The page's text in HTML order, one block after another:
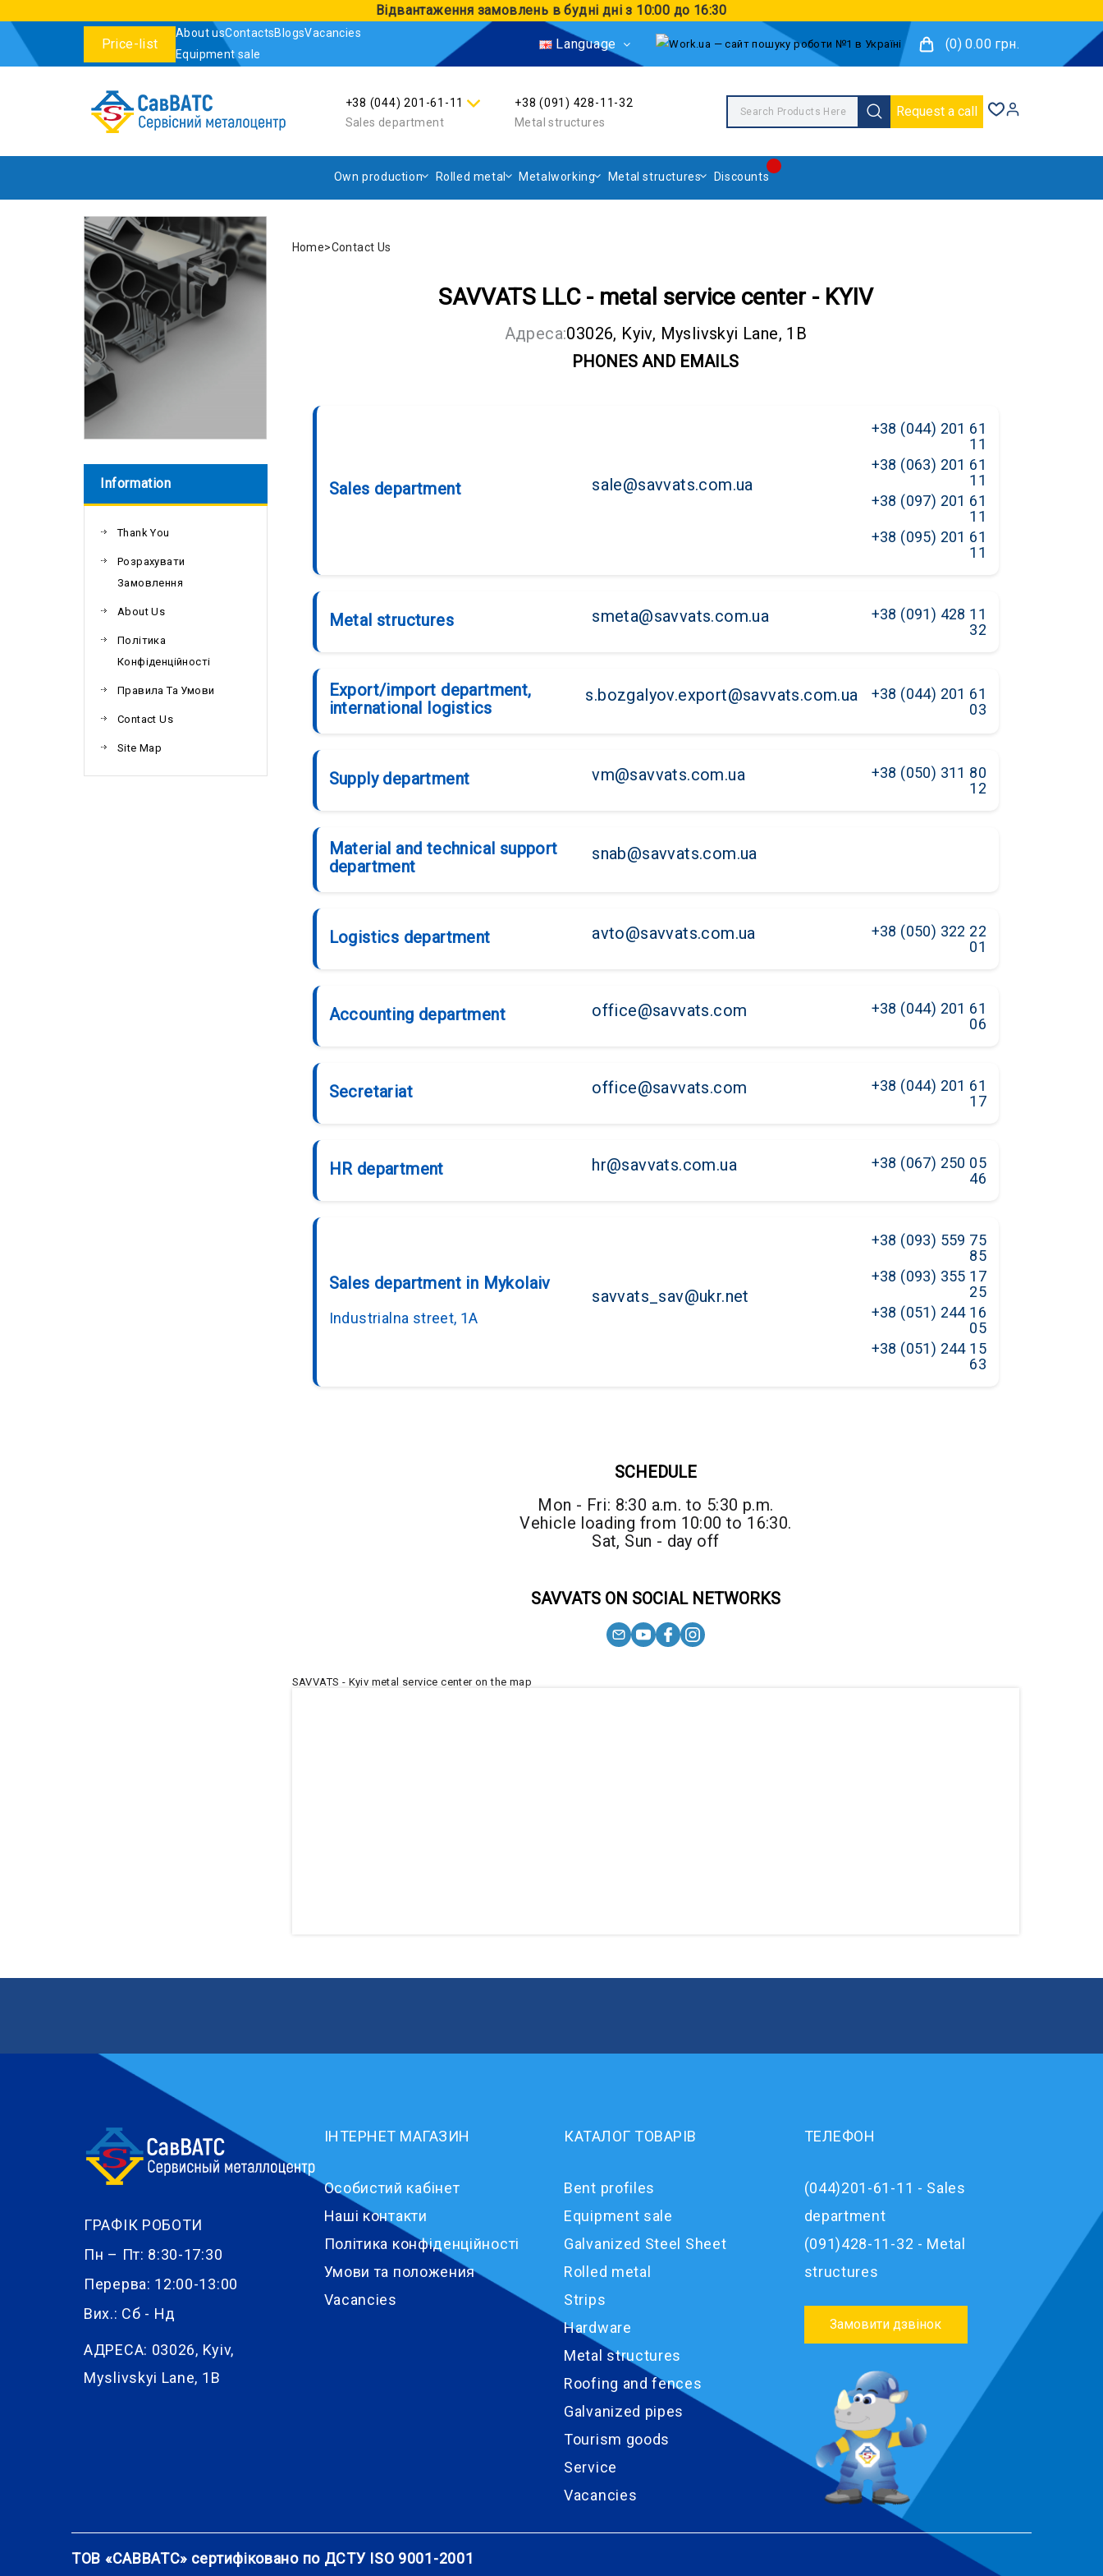
Відвантаження замовлень в будні дні з 10:00 до 16:30
Price-list
About usContactsBlogsVacancies
Equipment sale
Language (0) 0.00 грн.
+38 (044) 201-61-11
Sales department
+38 (091) 428-11-32
Metal structures
Request a call
Own production Rolled metal Metalworking Metal structures Discounts
Information
Thank You
Розрахувати
Замовлення
About Us
Політика
Конфіденційності
Правила Та Умови
Contact Us
Site Map
Home Contact Us
SAVVATS LLC - metal service center - KYIV
Адреса:03026, Kyiv, Myslivskyi Lane, 1B
PHONES AND EMAILS
Sales department sale@savvats.com.ua
+38 (044) 201 61
11
+38 (063) 201 61
11
+38 (097) 201 61
11
+38 (095) 201 61
11
Metal structures smeta@savvats.com.ua
+38 (091) 428 11
32
Export/import department,
international logistics
s.bozgalyov.export@savvats.com.ua
+38 (044) 201 61
03
Supply department vm@savvats.com.ua
+38 (050) 311 80
12
Material and technical support
department
snab@savvats.com.ua
Logistics department avto@savvats.com.ua
+38 (050) 322 22
01
Accounting department office@savvats.com
+38 (044) 201 61
06
Secretariat office@savvats.com
+38 (044) 201 61
17
HR department hr@savvats.com.ua
+38 (067) 250 05
46
Sales department in Mykolaiv
Industrialna street, 1A
savvats_sav@ukr.net
+38 (093) 559 75
85
+38 (093) 355 17
25
+38 (051) 244 16
05
+38 (051) 244 15
63
SCHEDULE
Mon - Fri: 8:30 a.m. to 5:30 p.m.
Vehicle loading from 10:00 to 16:30.
Sat, Sun - day off
SAVVATS ON SOCIAL NETWORKS
SAVVATS - Kyiv metal service center on the map
ГРАФІК РОБОТИ
Пн – Пт: 8:30-17:30
Перерва: 12:00-13:00
Вих.: Сб - Нд
АДРЕСА: 03026, Kyiv,
Myslivskyi Lane, 1B
ІНТЕРНЕТ МАГАЗИН
Особистий кабінет
Наші контакти
Політика конфіденційності
Умови та положения
Vacancies
КАТАЛОГ ТОВАРІВ
Bent profiles
Equipment sale
Galvanized Steel Sheet
Rolled metal
Strips
Hardware
Metal structures
Roofing and fences
Galvanized pipes
Tourism goods
Service
Vacancies
ТЕЛЕФОН
(044)201-61-11 - Sales
department
(091)428-11-32 - Metal
structures
Замовити дзвінок
ТОВ «САВВАТС» сертифіковано по ДСТУ ISO 9001-2001